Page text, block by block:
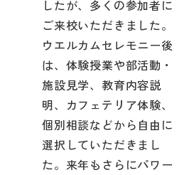
したが、多くの参加者に
ご来校いただきました。
ウエルカムセレモニー後
は、体験授業や部活動・
施設見学、教育内容説
明、カフェテリア体験、
個別相談などから自由に
選択していただきまし
た。来年もさらにパワー